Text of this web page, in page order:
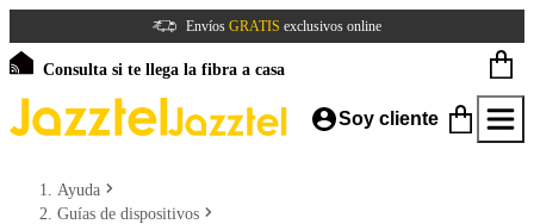
Envíos GRATIS exclusivos online
Consulta si te llega la fibra a casa
Soy cliente
Ayuda
Guías de dispositivos